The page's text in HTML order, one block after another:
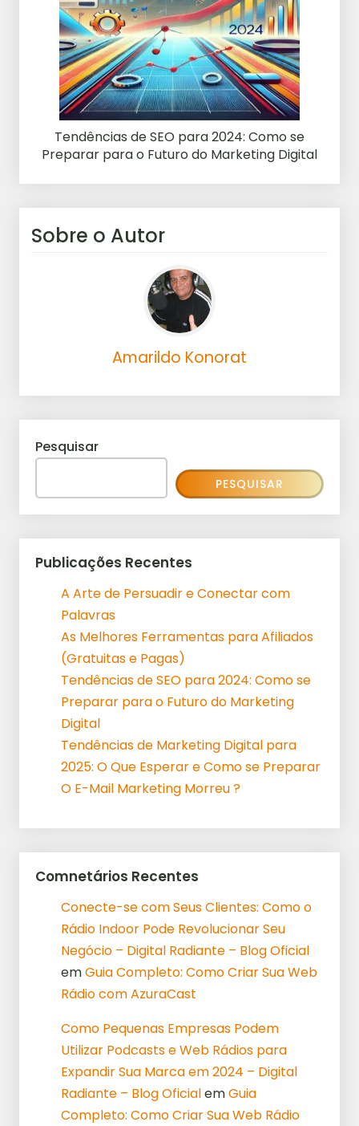
Tendências de SEO para 2024: Como se
Preparar para o Futuro do Marketing Digital
Sobre o Autor
Amarildo Konorat
Pesquisar
PESQUISAR
Publicações Recentes
A Arte de Persuadir e Conectar com
Palavras
As Melhores Ferramentas para Afiliados
(Gratuitas e Pagas)
Tendências de SEO para 2024: Como se
Preparar para o Futuro do Marketing
Digital
Tendências de Marketing Digital para
2025: O Que Esperar e Como se Preparar
O E-Mail Marketing Morreu ?
Comnetários Recentes
Conecte-se com Seus Clientes: Como o
Rádio Indoor Pode Revolucionar Seu
Negócio – Digital Radiante – Blog Oficial
emGuia Completo: Como Criar Sua Web
Rádio com AzuraCast
Como Pequenas Empresas Podem
Utilizar Podcasts e Web Rádios para
Expandir Sua Marca em 2024 – Digital
Radiante – Blog OficialemGuia
Completo: Como Criar Sua Web Rádio